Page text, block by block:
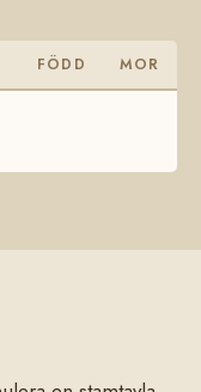
FÖDD MOR